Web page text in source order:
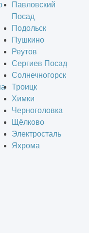
Павловский
Посад
Подольск
Пушкино
Реутов
Сергиев Посад
Солнечногорск
Троицк
Химки
Черноголовка
Щёлково
Электросталь
Яхрома